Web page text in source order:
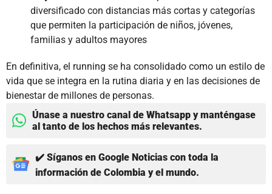
diversificado con distancias más cortas y categorías
que permiten la participación de niños, jóvenes,
familias y adultos mayores
En definitiva, el running se ha consolidado como un estilo de
vida que se integra en la rutina diaria y en las decisiones de
bienestar de millones de personas.
Únase a nuestro canal de Whatsapp y manténgase
al tanto de los hechos más relevantes.
✔️ Síganos en Google Noticias con toda la
información de Colombia y el mundo.